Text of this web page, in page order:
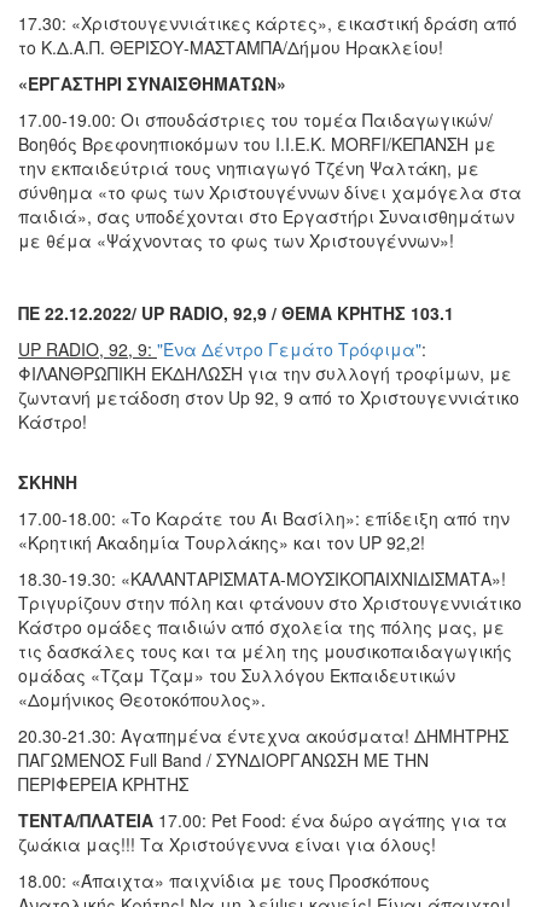
17.30: «Χριστουγεννιάτικες κάρτες», εικαστική δράση από
το Κ.Δ.Α.Π. ΘΕΡΙΣΟΥ-ΜΑΣΤΑΜΠΑ/Δήμου Ηρακλείου!
«ΕΡΓΑΣΤΗΡΙ ΣΥΝΑΙΣΘΗΜΑΤΩΝ»
17.00-19.00: Οι σπουδάστριες του τομέα Παιδαγωγικών/
Βοηθός Βρεφονηπιοκόμων του Ι.Ι.Ε.Κ. MORFI/ΚΕΠΑΝΣΗ με
την εκπαιδεύτριά τους νηπιαγωγό Τζένη Ψαλτάκη, με
σύνθημα «το φως των Χριστουγέννων δίνει χαμόγελα στα
παιδιά», σας υποδέχονται στο Εργαστήρι Συναισθημάτων
με θέμα «Ψάχνοντας το φως των Χριστουγέννων»!
ΠΕ 22.12.2022/ UP RADIO, 92,9 / ΘΕΜΑ ΚΡΗΤΗΣ 103.1
UP RADIO, 92, 9: "Ένα Δέντρο Γεμάτο Τρόφιμα":
ΦΙΛΑΝΘΡΩΠΙΚΗ ΕΚΔΗΛΩΣΗ για την συλλογή τροφίμων, με
ζωντανή μετάδοση στον Up 92, 9 από το Χριστουγεννιάτικο
Κάστρο!
ΣΚΗΝΗ
17.00-18.00: «Το Καράτε του Άι Βασίλη»: επίδειξη από την
«Κρητική Ακαδημία Τουρλάκης» και τον UP 92,2!
18.30-19.30: «ΚΑΛΑΝΤΑΡΙΣΜΑΤΑ-ΜΟΥΣΙΚΟΠΑΙΧΝΙΔΙΣΜΑΤΑ»!
Τριγυρίζουν στην πόλη και φτάνουν στο Χριστουγεννιάτικο
Κάστρο ομάδες παιδιών από σχολεία της πόλης μας, με
τις δασκάλες τους και τα μέλη της μουσικοπαιδαγωγικής
ομάδας «Τζαμ Τζαμ» του Συλλόγου Εκπαιδευτικών
«Δομήνικος Θεοτοκόπουλος».
20.30-21.30: Αγαπημένα έντεχνα ακούσματα! ΔΗΜΗΤΡΗΣ
ΠΑΓΩΜΕΝΟΣ Full Band / ΣΥΝΔΙΟΡΓΑΝΩΣΗ ΜΕ ΤΗΝ
ΠΕΡΙΦΕΡΕΙΑ ΚΡΗΤΗΣ
ΤΕΝΤΑ/ΠΛΑΤΕΙΑ 17.00: Pet Food: ένα δώρο αγάπης για τα
ζωάκια μας!!! Τα Χριστούγεννα είναι για όλους!
18.00: «Άπαιχτα» παιχνίδια με τους Προσκόπους